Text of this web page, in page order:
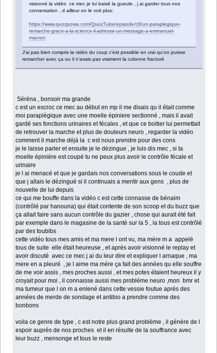
visionné la vidéo ce mec je lui baisé la gueule , j ai garder tous nos
conversation , d ailleur on le voit plus:
https://www.quozpowa.com/QuozTube/episode/c8/un-paraplegique-
remarche-grace-a-la-science-il-adresse-un-message-a-emmanuel-
macron
J'ai pas bien compris la vidéo du coup c'est possible en vrai qu'on puisse
remarcher avec ça ou il n'avais pas vraiment la colonne fracturé
Séréna , bonsoir ma grande
c est un escroc ce mec au début en mp il me disais qu il était comme
moi paraplégique avec une moelle épiniere sectionné , mais il avait
gardé ses fonctions urinaires et fécales , et que ce boitier lui permettait
de retrouver la marche et plus de douleurs neuro , regarder la vidéo
comment il marche déjà la c est nous prendre pour des cons
je le laisse parler et ensuite je le dézingue , je luis dis mec , si ta
moelle épinière est coupé tu ne peux plus avoir le contrôle fécale et
urinaire
je l ai menacé et que je gardais nos conversations sous le coude et
que j allais le dézingué si il continuais a mentir aux gens , plus de
nouvelle de lui depuis
ce qui me bouffe dans la vidéo c est cette connasse de bénaim
(contrôlé par hanouna) qui était contente de son scoop et du buzz que
ça allait faire sans aucun contrôle du gazier , chose qui aurait été fait
par exemple dans le magasine de la santé sur la 5 , la tous est contrôlé
par des toubibs
cette vidéo tous mes amis et ma mere l ont vu, ma mére m a appelé
tous de suite elle était heureuse , et aprés avoir visionné le replay et
avoir discuté avec ce mec j ai du leur dire et expliquer l arnaque , ma
mere en a pleuré , je l aime ma mére ça fait des années qu elle souffre
de me voir assis , mes proches aussi , et mes potes étaient heureux il y
croyait pour moi , il connaisse aussi mes probléme neuro ,mon bmr et
ma tumeur que l on m a enlené dans cette vessie foutue aprés des
années de merde de sondage et antibio a prendre comme des
bonbons
voila ce genre de type , c est notre plus grand problème , il génère de l
espoir auprès de nos proches et il en résulte de la souffrance avec
leur buzz , mensonge et tous le reste